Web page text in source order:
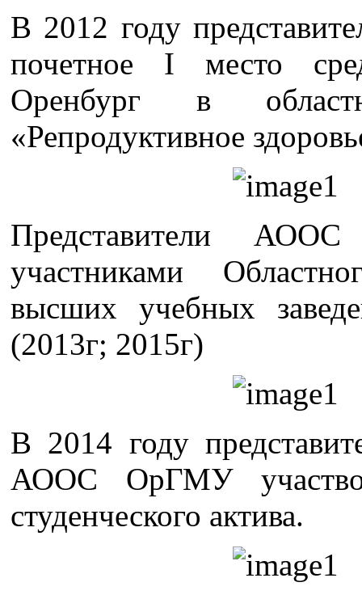
В 2012 году
почетное I место
Оренбург в
«Репродуктивное
Представители
участниками
высших учебных
(2013г; 2015г)
В 2014 году
АООС ОрГМУ
студенческого актива.